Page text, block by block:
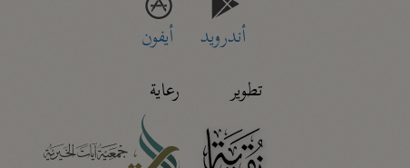
أندرويد
أيفون
تطوير
رعاية